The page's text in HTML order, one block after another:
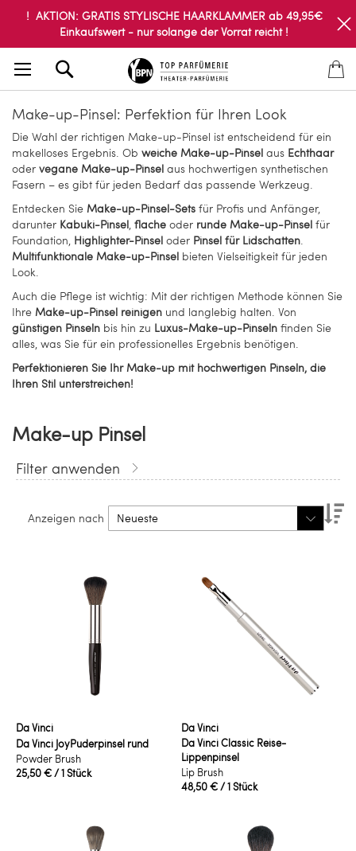
! AKTION: GRATIS STYLISCHE HAARKLAMMER ab 49,95€
Einkaufswert - nur solange der Vorrat reicht !
Make-up-Pinsel: Perfektion für Ihren Look
Die Wahl der richtigen Make-up-Pinsel ist entscheidend für ein
makelloses Ergebnis. Ob weiche Make-up-Pinsel aus Echthaar
oder vegane Make-up-Pinsel aus hochwertigen synthetischen
Fasern – es gibt für jeden Bedarf das passende Werkzeug.
Entdecken Sie Make-up-Pinsel-Sets für Profis und Anfänger,
darunter Kabuki-Pinsel, flache oder runde Make-up-Pinsel für
Foundation, Highlighter-Pinsel oder Pinsel für Lidschatten.
Multifunktionale Make-up-Pinsel bieten Vielseitigkeit für jeden
Look.
Auch die Pflege ist wichtig: Mit der richtigen Methode können Sie
Ihre Make-up-Pinsel reinigen und langlebig halten. Von
günstigen Pinseln bis hin zu Luxus-Make-up-Pinseln finden Sie
alles, was Sie für ein professionelles Ergebnis benötigen.
Perfektionieren Sie Ihr Make-up mit hochwertigen Pinseln, die
Ihren Stil unterstreichen!
Make-up Pinsel
Filter anwenden
Anzeigen nach
Da Vinci
Da Vinci JoyPuderpinsel rund
Powder Brush
25,50 €/ 1 Stück
Da Vinci
Da Vinci Classic Reise-
Lippenpinsel
Lip Brush
48,50 €/ 1 Stück